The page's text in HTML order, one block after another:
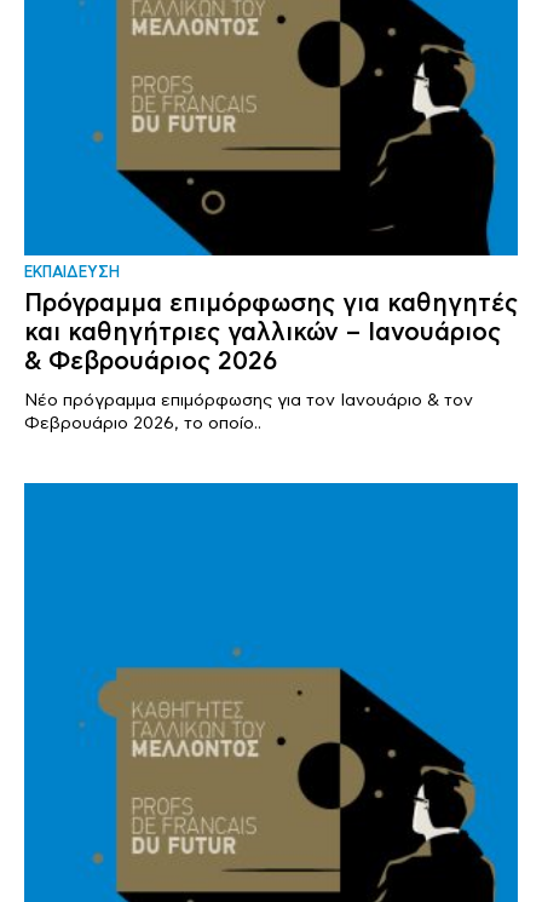
ΕΚΠΑΙΔΕΥΣΗ
Πρόγραμμα επιμόρφωσης για καθηγητές
και καθηγήτριες γαλλικών – Ιανουάριος
& Φεβρουάριος 2026
Νέο πρόγραμμα επιμόρφωσης για τον Ιανουάριο & τον
Φεβρουάριο 2026, το οποίο..